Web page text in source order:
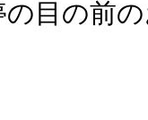
目の前